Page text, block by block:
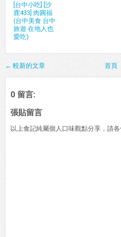
[台中小吃] [沙
鹿433] 肉圓福
(台中美食 台中
旅遊 在地人也
愛吃)
← 較新的文章 首頁
0 留言:
張貼留言
以上食記純屬個人口味觀點分享，請